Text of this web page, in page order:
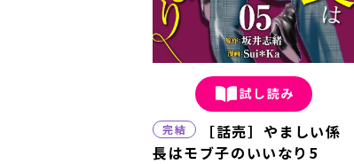
試し読み
完結
［話売］やましい係
長はモブ子のいいなり5